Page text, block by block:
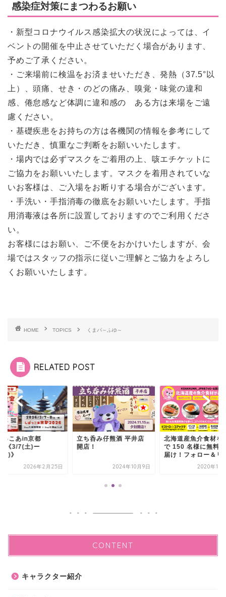
感染症対策にまつわるお願い
・新型コロナウイルス感染拡大の状況によっては、イ
ベントの開催を中止させていただく場合があります、
予めご了承ください。
・ご来場前に検温をお済ませいただき、発熱（37.5°以
上）、頭痛、せき・のどの痛み、嗅覚・味覚の違和
感、倦怠感など体調に違和感の ある方は来場をご遠
慮ください。
・基礎疾患をお持ちの方は各機関の情報を参考にして
いただき、慎重なご判断をお願いいたします。
・場内では必ずマスクをご着用の上、咳エチケットに
ご協力をお願いいたします。マスクを着用されていな
いお客様は、ご入場をお断りする場合がございます。
・手洗い・手指消毒の徹底をお願いいたします。手指
用消毒液は各所に設置しておりますのでご利用くださ
い。
お客様にはお願い、ご不便をおかけいたしますが、会
場ではスタッフの指示に従いご理解とご協力をよろし
くお願いいたします。
HOME TOPICS くまパ～ふゆ～
RELATED POST
っこあin京都
《3/7(土)ー
)》
2026年2月25日
立ち呑み仔熊酒 平井店
開店！
2024年10月9日
北海道産魚介食材を
で 150 名様に無料
届け！フォロー＆リ
2020年11
CONTENT
キャラクター紹介